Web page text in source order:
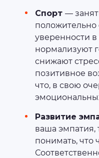
Спорт —
положительно
уверенности
нормализуют
снижают
позитивное
что, в свою
Развитие
ваша эмпатия,
понимать, что